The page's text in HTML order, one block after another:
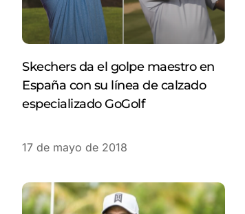
Skechers da el golpe maestro en
España con su línea de calzado
especializado GoGolf
17 de mayo de 2018